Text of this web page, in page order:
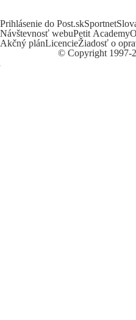
Prihlásenie do Post.skSportnet
Návštevnosť webuPetit Academy
Akčný plánLicencieŽiadosť o
© Copyright 1997-